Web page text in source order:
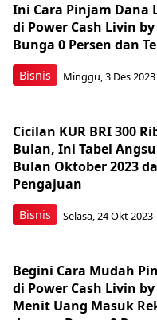
Bisnis
Ini Cara Pinjam Dana
di Power Cash Livin
Bunga 0 Persen dan
Minggu, 3 Des 2023
Bisnis
Cicilan KUR BRI 300
Bulan, Ini Tabel
Bulan Oktober 2023
Pengajuan
Selasa, 24 Okt 2023
Begini Cara Mudah
di Power Cash Livin
Menit Uang Masuk